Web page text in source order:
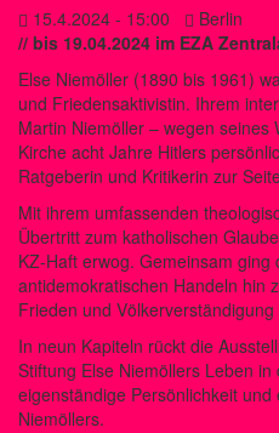
15.4.2024 - 15:00
Berlin
// bis 19.04.2024 im EZA
Else Niemöller (1890 bis 1961)
und Friedensaktivistin. Ihrem
Martin Niemöller – wegen seines
Kirche acht Jahre Hitlers
Ratgeberin und Kritikerin zur
Mit ihrem umfassenden
Übertritt zum katholischen
KZ-Haft erwog. Gemeinsam ging
antidemokratischen Handeln hin
Frieden und
In neun Kapiteln rückt die
Stiftung Else Niemöllers Leben
eigenständige Persönlichkeit
Niemöllers.